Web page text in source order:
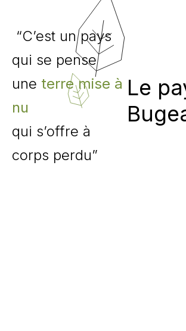
“C’est un pays
qui se pense
une terre mise à
nu
qui s’offre à
corps perdu”
Le